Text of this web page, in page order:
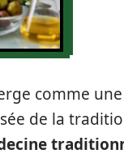
comme
de la